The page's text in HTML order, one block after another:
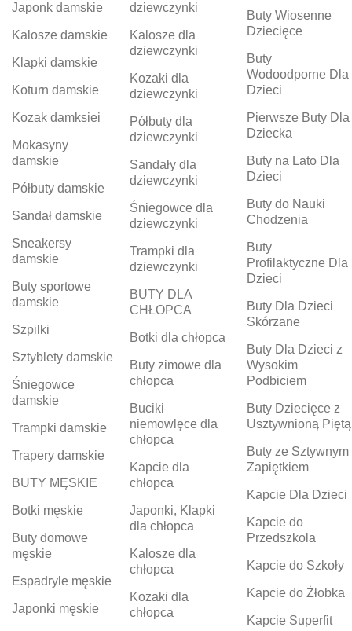
Japonk damskie
Kalosze damskie
Klapki damskie
Koturn damskie
Kozak damksiei
Mokasyny
damskie
Półbuty damskie
Sandał damskie
Sneakersy
damskie
Buty sportowe
damskie
Szpilki
Sztyblety damskie
Śniegowce
damskie
Trampki damskie
Trapery damskie
BUTY MĘSKIE
Botki męskie
Buty domowe
męskie
Espadryle męskie
Japonki męskie
dziewczynki
Kalosze dla
dziewczynki
Kozaki dla
dziewczynki
Półbuty dla
dziewczynki
Sandały dla
dziewczynki
Śniegowce dla
dziewczynki
Trampki dla
dziewczynki
BUTY DLA
CHŁOPCA
Botki dla chłopca
Buty zimowe dla
chłopca
Buciki
niemowlęce dla
chłopca
Kapcie dla
chłopca
Japonki, Klapki
dla chłopca
Kalosze dla
chłopca
Kozaki dla
chłopca
Buty Wiosenne
Dziecięce
Buty
Wodoodporne Dla
Dzieci
Pierwsze Buty Dla
Dziecka
Buty na Lato Dla
Dzieci
Buty do Nauki
Chodzenia
Buty
Profilaktyczne Dla
Dzieci
Buty Dla Dzieci
Skórzane
Buty Dla Dzieci z
Wysokim
Podbiciem
Buty Dziecięce z
Usztywnioną Piętą
Buty ze Sztywnym
Zapiętkiem
Kapcie Dla Dzieci
Kapcie do
Przedszkola
Kapcie do Szkoły
Kapcie do Żłobka
Kapcie Superfit